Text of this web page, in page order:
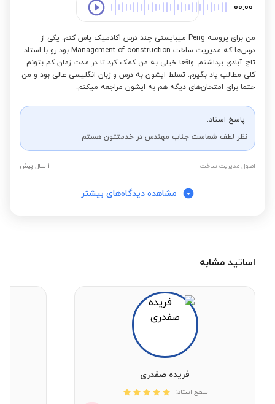
00:00
من برای پروسه Peng میبایستی چند درس اکادمیک پاس کنم. یکی از
درس‌ها که مدیریت ساخت Management of construction بود رو با استاد
تاج آبادی برداشتم. واقعا خیلی به من کمک کرد تا در مدت زمان کم بتونم
کلی مطالب یاد بگیرم. تسلط ایشون به درس و زبان انگلیسی عالی بود و من
حتما برای امتحان‌های دیگه هم به ایشون مراجعه میکنم.
پاسخ استاد:
نظر لطف شماست جناب مهندس در خدمتتون هستم
اصول مدیریت ساخت 1 سال پیش
مشاهده دیدگاه‌های بیشتر
اساتید مشابه
فریده صفدری
سطح استاد: